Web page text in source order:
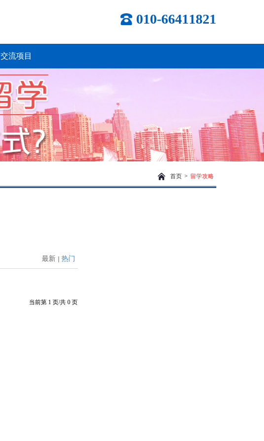
010-66411821
交流项目
首页 > 留学攻略
最新 热门
当前第 1 页/共 0 页